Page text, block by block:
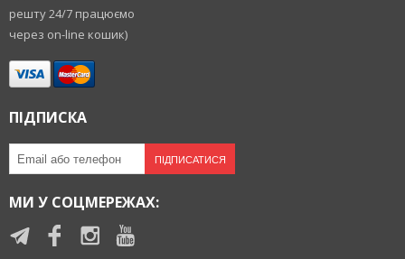
решту 24/7 працюємо
через on-line кошик)
ПІДПИСКА
ПІДПИСАТИСЯ
МИ У СОЦМЕРЕЖАХ: